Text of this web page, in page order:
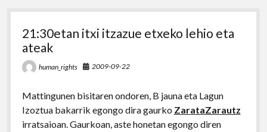
21:30etan itxi itzazue etxeko lehio eta
ateak
human_rights 2009-09-22
Mattingunen bisitaren ondoren, B jauna eta Lagun
Izoztua bakarrik egongo dira gaurko ZarataZarautz
irratsaioan. Gaurkoan, aste honetan egongo diren